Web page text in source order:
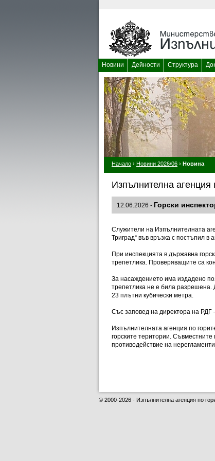
Новини Дейности Структура
Начало › Новини 2026/06 › Новина
Изпълнителна агенция
12.06.2026 - Горски
Служители на Изпълнителната
Триград“ във връзка с постъпил в
При инспекцията в държавна
трепетлика. Проверяващите са
За насаждението има издадено
трепетлика не е била разрешена.
23 плътни кубически метра.
Със заповед на директора на РДГ
Изпълнителната агенция по
горските територии. Съвместните
противодействие на
© 2000-2026 - Изпълнителна агенция по